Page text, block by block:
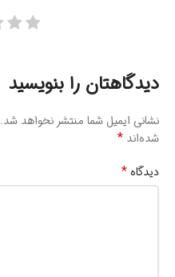
دیدگاهتان را بنویسید
نشانی ایمیل شما منتشر نخواهد شد.
شده‌اند *
دیدگاه*